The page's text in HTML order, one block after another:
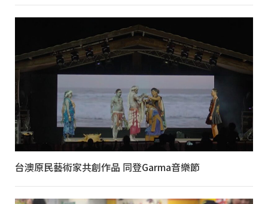
台澳原民藝術家共創作品 同登Garma音樂節